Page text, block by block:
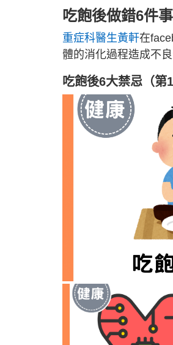
吃飽後做錯6件
重症科醫生黃軒在
體的消化過程造成不
吃飽後6大禁忌（